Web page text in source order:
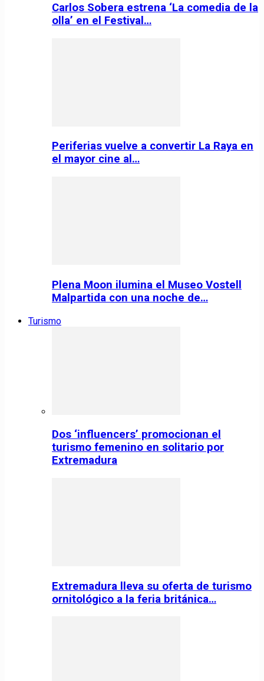
Carlos Sobera estrena ‘La comedia de la
olla’ en el Festival…
Periferias vuelve a convertir La Raya en
el mayor cine al…
Plena Moon ilumina el Museo Vostell
Malpartida con una noche de…
Turismo
Dos ‘influencers’ promocionan el
turismo femenino en solitario por
Extremadura
Extremadura lleva su oferta de turismo
ornitológico a la feria británica…